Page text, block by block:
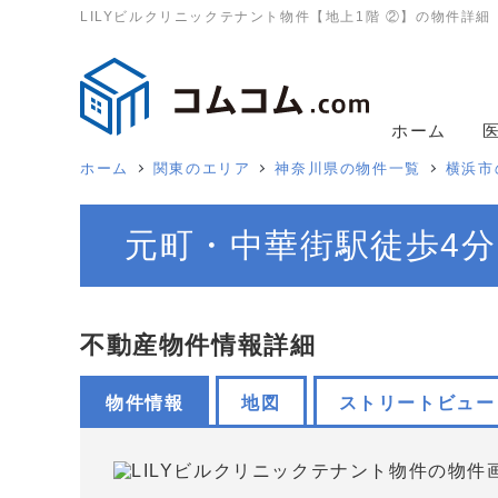
LILYビルクリニックテナント物件【地上1階 ②】の物件詳細
ホーム
ホーム 関東のエリア 神奈川県の物件一覧 横浜市
元町・中華街駅徒歩4
不動産物件情報詳細
物件情報 地図 ストリートビュー